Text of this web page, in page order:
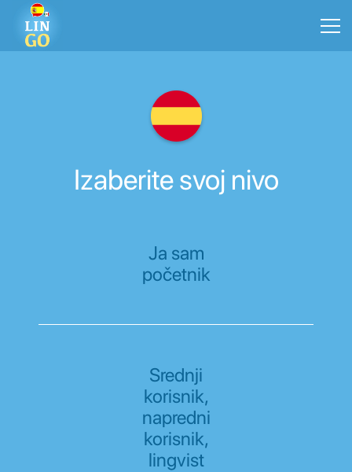
Izaberite svoj nivo
Ja sam
početnik
Srednji
korisnik,
napredni
korisnik,
lingvist